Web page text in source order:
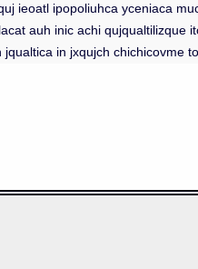
ieoatl ipopoliuhca yceniaca
auh inic achi
in jxqujch chichicovme